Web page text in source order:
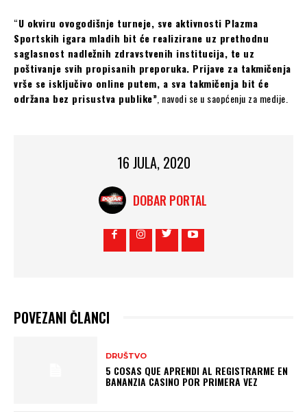
“U okviru ovogodišnje turneje, sve aktivnosti Plazma
Sportskih igara mladih bit će realizirane uz prethodnu
saglasnost nadležnih zdravstvenih institucija, te uz
poštivanje svih propisanih preporuka. Prijave za takmičenja
vrše se isključivo online putem, a sva takmičenja bit će
održana bez prisustva publike” , navodi se u saopćenju za medije.
16 JULA, 2020
DOBAR PORTAL
POVEZANI ČLANCI
DRUŠTVO
5 COSAS QUE APRENDI AL REGISTRARME EN
BANANZIA CASINO POR PRIMERA VEZ